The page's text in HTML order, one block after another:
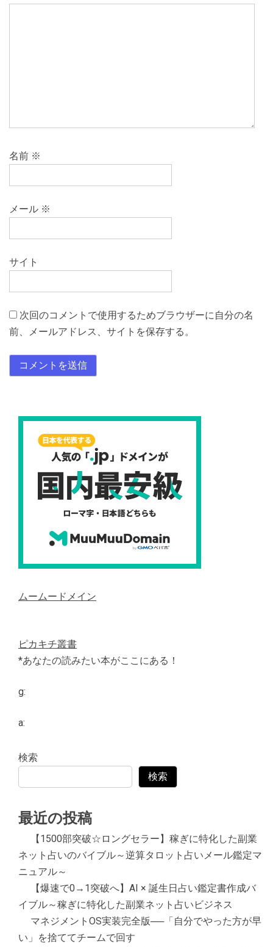
名前 ※
メール ※
サイト
次回のコメントで使用するためブラウザーに自分の名
前、メールアドレス、サイトを保存する。
ムームードメイン
ピカキチ叢書
*あなたの読みたい本がここにある！
g:
a:
検索
検索
最近の投稿
【1500部突破☆ロングセラー】稼ぎに特化した副業
ネット占いのバイブル～逆算タロット占いメール鑑定マ
ニュアル～
【爆速で0→1突破へ】AI × 誕生日占い鑑定書作成バ
イブル～稼ぎに特化した副業ネット占いビジネス
マネジメントOS実装完全版──「自分でやった方が早
い」を捨ててチームで回す